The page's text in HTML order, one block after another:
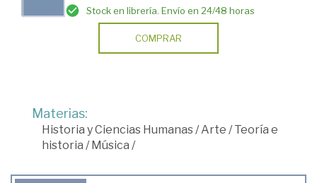
Stock en librería. Envío en 24/48 horas
COMPRAR
Materias:
Historia y Ciencias Humanas/Arte /Teoría e
historia /Música /